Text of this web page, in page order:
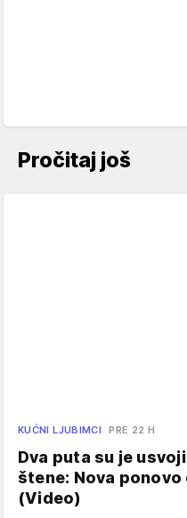
Pročitaj još
KUĆNI LJUBIMCI PRE 22 H
Dva puta su je
štene: Nova
(Video)